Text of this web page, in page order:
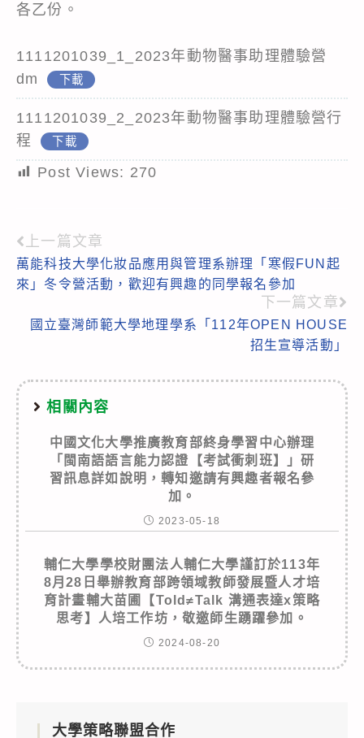
各乙份。
1111201039_1_2023年動物醫事助理體驗營
dm
下載
1111201039_2_2023年動物醫事助理體驗營行
程
下載
Post Views: 270
Read
more
上一篇文章
萬能科技大學化妝品應用與管理系辦理「寒假FUN起
來」冬令營活動，歡迎有興趣的同學報名參加
下一篇文章
國立臺灣師範大學地理學系「112年OPEN HOUSE
招生宣導活動」
相關內容
中國文化大學推廣教育部終身學習中心辦理
「閩南語語言能力認證【考試衝刺班】」研
習訊息詳如說明，轉知邀請有興趣者報名參
加。
2023-05-18
輔仁大學學校財團法人輔仁大學謹訂於113年
8月28日舉辦教育部跨領域教師發展暨人才培
育計畫輔大苗圃【Told≠Talk 溝通表達x策略
思考】人培工作坊，敬邀師生踴躍參加。
2024-08-20
大學策略聯盟合作